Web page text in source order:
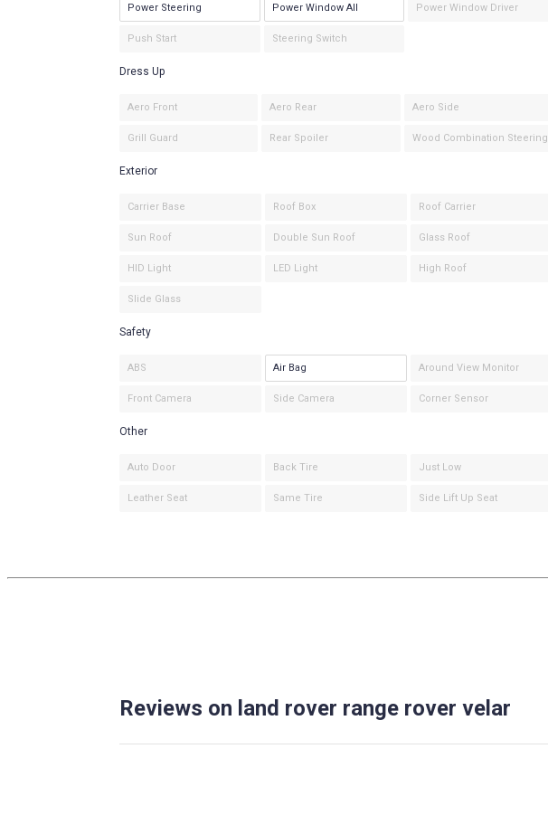
Power Steering Power Window All Power Window Driver
Push Start Steering Switch
Dress Up
Aero Front Aero Rear Aero Side
Grill Guard Rear Spoiler Wood Combination Steering
Exterior
Carrier Base Roof Box Roof Carrier
Sun Roof Double Sun Roof Glass Roof
HID Light LED Light High Roof
Slide Glass
Safety
ABS Air Bag Around View Monitor
Front Camera Side Camera Corner Sensor
Other
Auto Door Back Tire Just Low
Leather Seat Same Tire Side Lift Up Seat
Reviews on land rover range rover velar